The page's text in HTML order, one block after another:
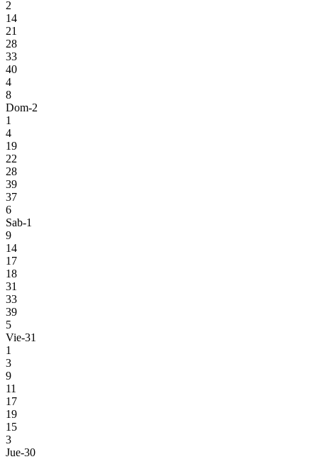
2
14
21
28
33
40
4
8
Dom-2
1
4
19
22
28
39
37
6
Sab-1
9
14
17
18
31
33
39
5
Vie-31
1
3
9
11
17
19
15
3
Jue-30